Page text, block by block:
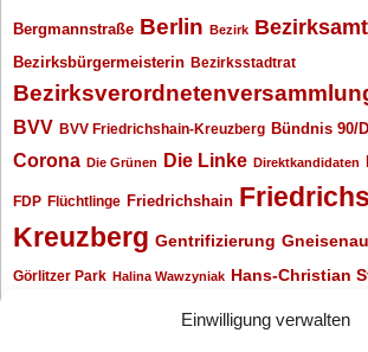
Einwilligung verwalten
Bergmannstraße Berlin Bezirk Bezirksamt
Bezirksbürgermeisterin Bezirksstadtrat
BVV BVV Friedrichshain-Kreuzberg Bündnis 90/
Corona Die Grünen Die Linke Direktkandidaten
FDP Flüchtlinge Friedrichshain
Kreuzberg Gentrifizierung
Görlitzer Park Halina Wawzyniak Hans-Christian
Klaus Wowereit